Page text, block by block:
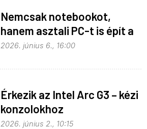
Nemcsak notebookot,
hanem asztali PC-t is épít a
Microsoft az RTX Spark köré
2026. június 6., 16:00
Érkezik az Intel Arc G3 – kézi
konzolokhoz
2026. június 2., 10:15